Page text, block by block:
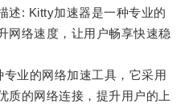
述: Kitty加速器是一种专业的
网络速度，让用户畅享快速稳
业的网络加速工具，它采用
质的网络连接，提升用户的上